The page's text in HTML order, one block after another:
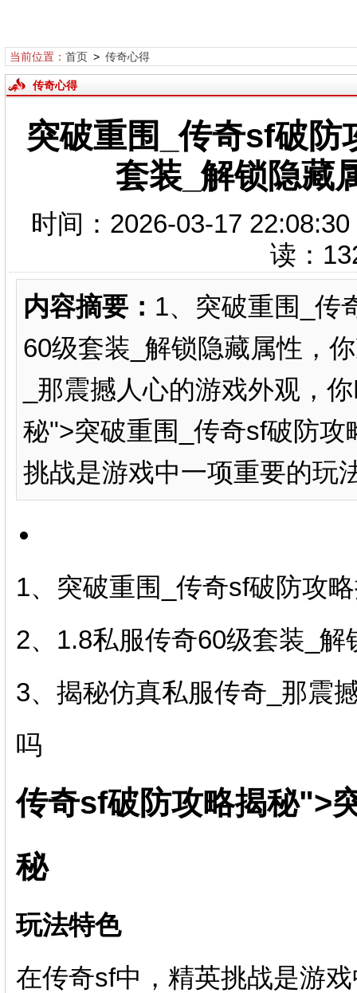
当前位置： 首页> 传奇心得
传奇心得
突破重围_传奇sf破防
套装_解锁隐藏
时间：2026-03-17
读：
内容摘要： 1、突破重围_传
60级套装_解锁隐藏属性，
_那震撼人心的游戏外观，
秘">突破重围_传奇sf破防
挑战是游戏中一项重要的玩
1、突破重围_传奇sf破防攻
2、1.8私服传奇60级套装_
3、揭秘仿真私服传奇_那震
吗
传奇sf破防攻略揭秘">
秘
玩法特色
在传奇sf中，精英挑战是游